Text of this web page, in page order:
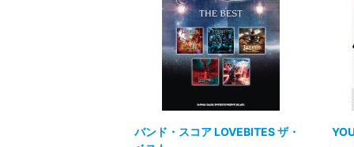
バンド・スコア LOVEBITES ザ・